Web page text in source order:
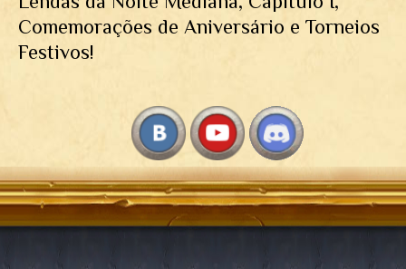
Comemorações de Aniversário e Torneios
Festivos!